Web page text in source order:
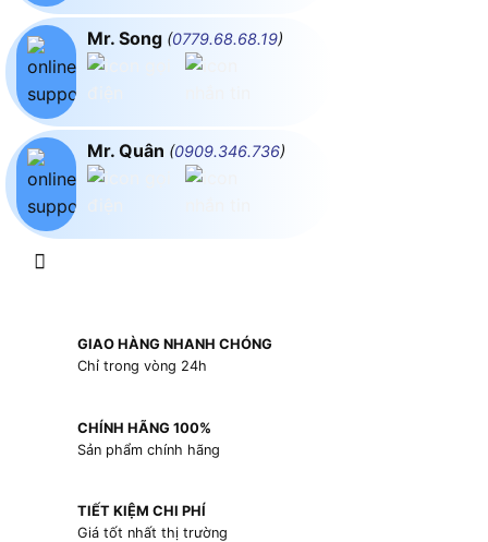
Mr. Song (0779.68.68.19)
Mr. Quân (0909.346.736)
GIAO HÀNG NHANH CHÓNG
Chỉ trong vòng 24h
CHÍNH HÃNG 100%
Sản phẩm chính hãng
TIẾT KIỆM CHI PHÍ
Giá tốt nhất thị trường